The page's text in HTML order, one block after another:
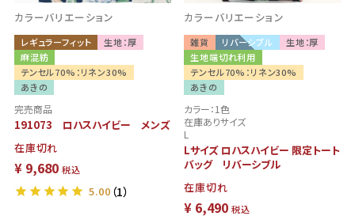
カラーバリエーション
レギュラーフィット
生地：厚
麻混紡
テンセル70%：リネン30%
あきの
完売商品
191073 ロハスハイビー メンズ
在庫切れ
¥ 9,680 税込
5.00 （1）
カラーバリエーション
雑貨 リバーシブル
生地：厚
生地端切れ利用
テンセル70%：リネン30%
あきの
カラー：1色
在庫ありサイズ
L
Lサイズ ロハスハイビー 限定トート
バッグ リバーシブル
在庫切れ
¥ 6,490 税込